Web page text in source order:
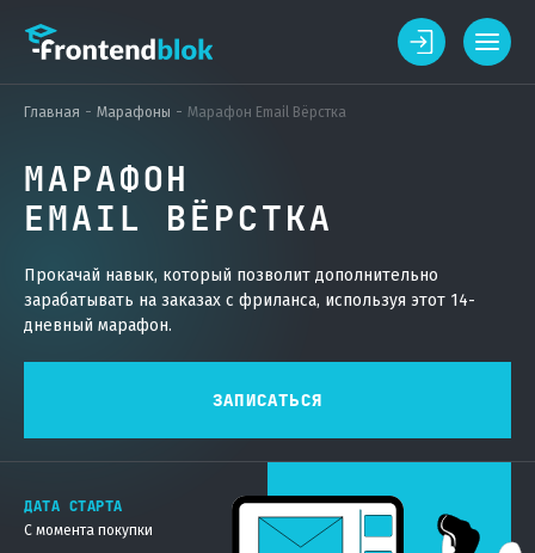
Главная Марафоны Марафон Email Вёрстка
МАРАФОН
EMAIL ВЁРСТКА
Прокачай навык, который позволит дополнительно
зарабатывать на заказах с фриланса, используя этот 14-
дневный марафон.
ЗАПИСАТЬСЯ
ДАТА СТАРТА
С момента покупки